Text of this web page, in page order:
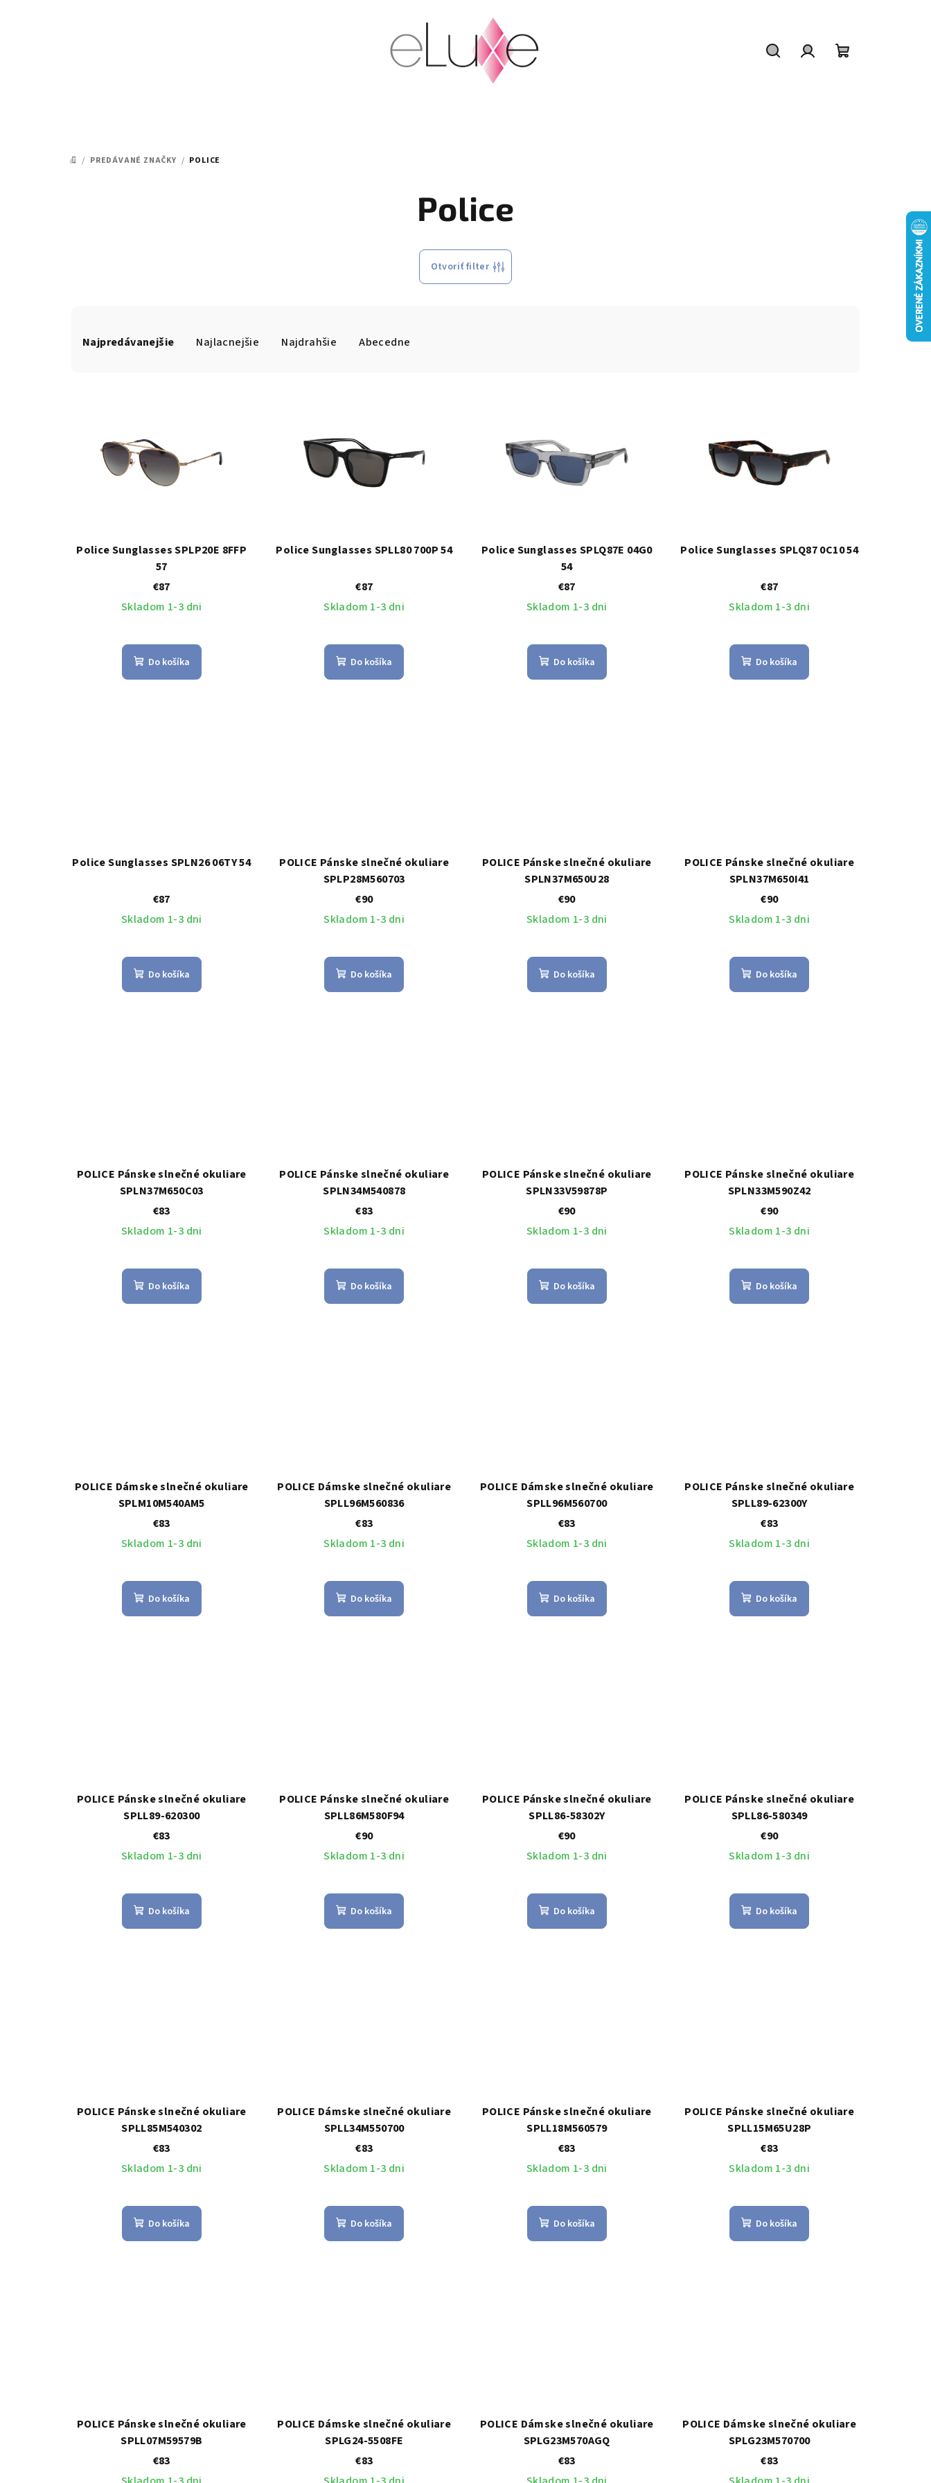
DOMOV
/ PREDÁVANÉ ZNAČKY / POLICE
Police
Otvoriť filter
a
o
Najpredávanejšie Najlacnejšie Najdrahšie Abecedne
r
Police Sunglasses SPLP20E 8FFP
57
€87
Skladom 1-3 dni
Do košíka
Police Sunglasses SPLL80 700P 54
€87
Skladom 1-3 dni
Do košíka
Police Sunglasses SPLQ87E 04G0
54
€87
Skladom 1-3 dni
Do košíka
Police Sunglasses SPLQ87 0C10 54
€87
Skladom 1-3 dni
Do košíka
Police Sunglasses SPLN26 06TY 54
€87
Skladom 1-3 dni
Do košíka
POLICE Pánske slnečné okuliare
SPLP28M560703
€90
Skladom 1-3 dni
Do košíka
POLICE Pánske slnečné okuliare
SPLN37M650U28
€90
Skladom 1-3 dni
Do košíka
POLICE Pánske slnečné okuliare
SPLN37M650I41
€90
Skladom 1-3 dni
Do košíka
POLICE Pánske slnečné okuliare
SPLN37M650C03
€83
Skladom 1-3 dni
Do košíka
POLICE Pánske slnečné okuliare
SPLN34M540878
€83
Skladom 1-3 dni
Do košíka
POLICE Pánske slnečné okuliare
SPLN33V59878P
€90
Skladom 1-3 dni
Do košíka
POLICE Pánske slnečné okuliare
SPLN33M590Z42
€90
Skladom 1-3 dni
Do košíka
POLICE Dámske slnečné okuliare
SPLM10M540AM5
€83
Skladom 1-3 dni
Do košíka
POLICE Dámske slnečné okuliare
SPLL96M560836
€83
Skladom 1-3 dni
Do košíka
POLICE Dámske slnečné okuliare
SPLL96M560700
€83
Skladom 1-3 dni
Do košíka
POLICE Pánske slnečné okuliare
SPLL89-62300Y
€83
Skladom 1-3 dni
Do košíka
POLICE Pánske slnečné okuliare
SPLL89-620300
€83
Skladom 1-3 dni
Do košíka
POLICE Pánske slnečné okuliare
SPLL86M580F94
€90
Skladom 1-3 dni
Do košíka
POLICE Pánske slnečné okuliare
SPLL86-58302Y
€90
Skladom 1-3 dni
Do košíka
POLICE Pánske slnečné okuliare
SPLL86-580349
€90
Skladom 1-3 dni
Do košíka
POLICE Pánske slnečné okuliare
SPLL85M540302
€83
Skladom 1-3 dni
Do košíka
POLICE Dámske slnečné okuliare
SPLL34M550700
€83
Skladom 1-3 dni
Do košíka
POLICE Pánske slnečné okuliare
SPLL18M560579
€83
Skladom 1-3 dni
Do košíka
POLICE Pánske slnečné okuliare
SPLL15M65U28P
€83
Skladom 1-3 dni
Do košíka
POLICE Pánske slnečné okuliare
SPLL07M59579B
€83
POLICE Dámske slnečné okuliare
SPLG24-5508FE
€83
POLICE Dámske slnečné okuliare
SPLG23M570AGQ
€83
POLICE Dámske slnečné okuliare
SPLG23M570700
€83